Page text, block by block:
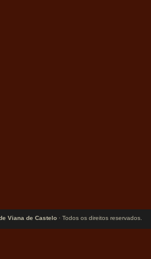
Viana de Castelo · Todos os direitos reservados.